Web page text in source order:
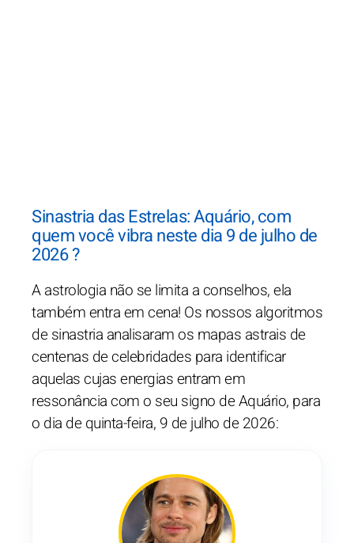
Sinastria das Estrelas: Aquário, com
quem você vibra neste dia 9 de julho de
2026 ?
A astrologia não se limita a conselhos, ela
também entra em cena! Os nossos algoritmos
de sinastria analisaram os mapas astrais de
centenas de celebridades para identificar
aquelas cujas energias entram em
ressonância com o seu signo de Aquário, para
o dia de quinta-feira, 9 de julho de 2026: